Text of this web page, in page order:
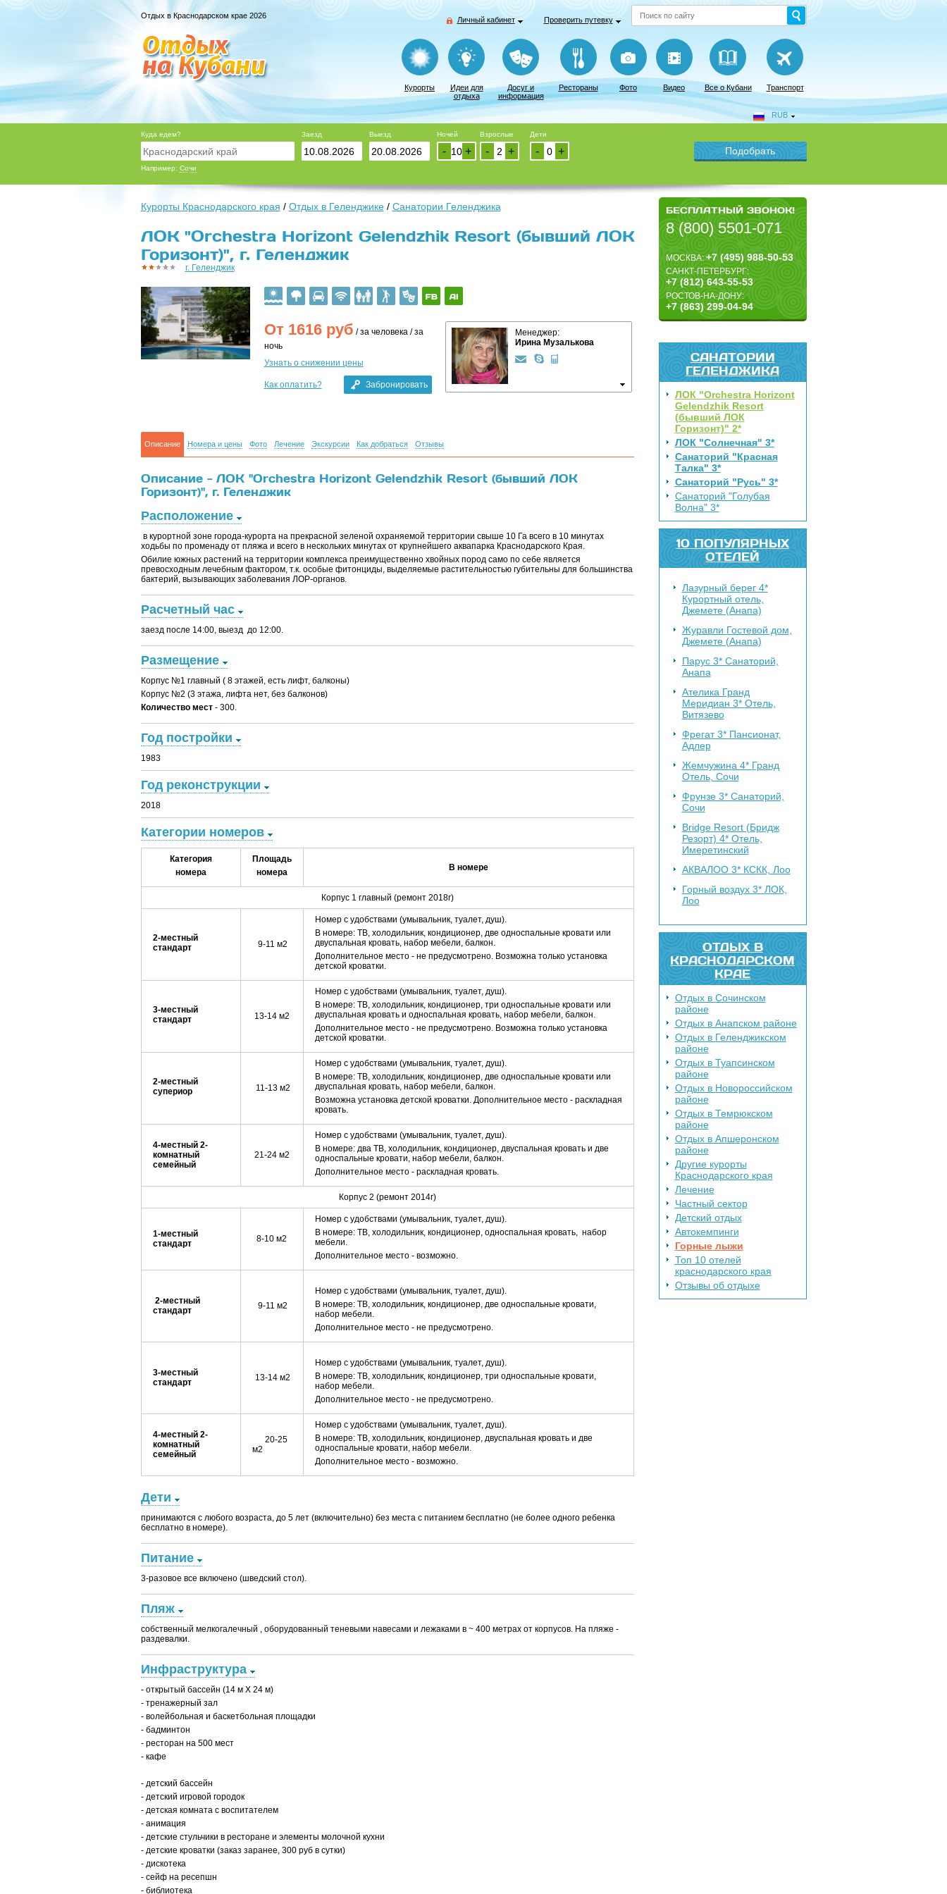
Отдых в Краснодарском крае 2026 Личный кабинет Проверить путевку
Курорты
Идеи для
отдыха
Досуг и
информация
Рестораны Фото Видео Все о Кубани Транспорт
RUB
Куда едем?
Например: Сочи
Заезд Выезд Ночей
+
-
Взрослые
+
-
Дети
+
-
БЕСПЛАТНЫЙ ЗВОНОК!
8 (800) 5501-071
МОСКВА:+7 (495) 988-50-53
САНКТ-ПЕТЕРБУРГ:
+7 (812) 643-55-53
РОСТОВ-НА-ДОНУ:
+7 (863) 299-04-94
САНАТОРИИ
ГЕЛЕНДЖИКА
ЛОК "Orchestra Horizont
Gelendzhik Resort
(бывший ЛОК
Горизонт)" 2*
ЛОК "Солнечная" 3*
Санаторий "Красная
Талка" 3*
Санаторий "Русь" 3*
Санаторий "Голубая
Волна" 3*
10 ПОПУЛЯРНЫХ
ОТЕЛЕЙ
Лазурный берег 4*
Курортный отель,
Джемете (Анапа)
Журавли Гостевой дом,
Джемете (Анапа)
Парус 3* Санаторий,
Анапа
Ателика Гранд
Меридиан 3* Отель,
Витязево
Фрегат 3* Пансионат,
Адлер
Жемчужина 4* Гранд
Отель, Сочи
Фрунзе 3* Санаторий,
Сочи
Bridge Resort (Бридж
Резорт) 4* Отель,
Имеретинский
АКВАЛОО 3* КСКК, Лоо
Горный воздух 3* ЛОК,
Лоо
ОТДЫХ В
КРАСНОДАРСКОМ
КРАЕ
Отдых в Сочинском
районе
Отдых в Анапском районе
Отдых в Геленджикском
районе
Отдых в Туапсинском
районе
Отдых в Новороссийском
районе
Отдых в Темрюкском
районе
Отдых в Апшеронском
районе
Другие курорты
Краснодарского края
Лечение
Частный сектор
Детский отдых
Автокемпинги
Горные лыжи
Топ 10 отелей
краснодарского края
Отзывы об отдыхе
Курорты Краснодарского края / Отдых в Геленджике/ Санатории Геленджика
ЛОК "Orchestra Horizont Gelendzhik Resort (бывший ЛОК
Горизонт)", г. Геленджик
г. Геленджик
От 1616руб / за человека / за
ночь
Узнать о снижении цены
Как оплатить? Забронировать
Менеджер:
Ирина Музалькова
Описание Номера и цены Фото Лечение Экскурсии Как добраться Отзывы
Описание - ЛОК "Orchestra Horizont Gelendzhik Resort (бывший ЛОК
Горизонт)", г. Геленджик
Расположение
в курортной зоне города-курорта на прекрасной зеленой охраняемой территории свыше 10 Га всего в 10 минутах
ходьбы по променаду от пляжа и всего в нескольких минутах от крупнейшего аквапарка Краснодарского Края.
Обилие южных растений на территории комплекса преимущественно хвойных пород само по себе является
превосходным лечебным фактором, т.к. особые фитонциды, выделяемые растительностью губительны для большинства
бактерий, вызывающих заболевания ЛОР-органов.
Расчетный час
заезд после 14:00, выезд до 12:00.
Размещение
Корпус №1 главный ( 8 этажей, есть лифт, балконы)
Корпус №2 (3 этажа, лифта нет, без балконов)
Количество мест- 300.
Год постройки
1983
Год реконструкции
2018
Категории номеров
Категория
номера
Площадь
номера
В номере
Корпус 1 главный (ремонт 2018г)
2-местный
стандарт
9-11 м2
Номер с удобствами (умывальник, туалет, душ).
В номере: ТВ, холодильник, кондиционер, две односпальные кровати или
двуспальная кровать, набор мебели, балкон.
Дополнительное место - не предусмотрено. Возможна только установка
детской кроватки.
3-местный
стандарт
13-14 м2
Номер с удобствами (умывальник, туалет, душ).
В номере: ТВ, холодильник, кондиционер, три односпальные кровати или
двуспальная кровать и односпальная кровать, набор мебели, балкон.
Дополнительное место - не предусмотрено. Возможна только установка
детской кроватки.
2-местный
супериор
11-13 м2
Номер с удобствами (умывальник, туалет, душ).
В номере: ТВ, холодильник, кондиционер, две односпальные кровати или
двуспальная кровать, набор мебели, балкон.
Возможна установка детской кроватки. Дополнительное место - раскладная
кровать.
4-местный 2-
комнатный
семейный
21-24 м2
Номер с удобствами (умывальник, туалет, душ).
В номере: два ТВ, холодильник, кондиционер, двуспальная кровать и две
односпальные кровати, набор мебели, балкон.
Дополнительное место - раскладная кровать.
Корпус 2 (ремонт 2014г)
1-местный
стандарт
8-10 м2
Номер с удобствами (умывальник, туалет, душ).
В номере: ТВ, холодильник, кондиционер, односпальная кровать, набор
мебели.
Дополнительное место - возможно.
2-местный
стандарт
9-11 м2
Номер с удобствами (умывальник, туалет, душ).
В номере: ТВ, холодильник, кондиционер, две односпальные кровати,
набор мебели.
Дополнительное место - не предусмотрено.
3-местный
стандарт
13-14 м2
Номер с удобствами (умывальник, туалет, душ).
В номере: ТВ, холодильник, кондиционер, три односпальные кровати,
набор мебели.
Дополнительное место - не предусмотрено.
4-местный 2-
комнатный
семейный
20-25
м2
Номер с удобствами (умывальник, туалет, душ).
В номере: ТВ, холодильник, кондиционер, двуспальная кровать и две
односпальные кровати, набор мебели.
Дополнительное место - возможно.
Дети
принимаются с любого возраста, до 5 лет (включительно) без места с питанием бесплатно (не более одного ребенка
бесплатно в номере).
Питание
3-разовое все включено (шведский стол).
Пляж
собственный мелкогалечный , оборудованный теневыми навесами и лежаками в ~ 400 метрах от корпусов. На пляже -
раздевалки.
Инфраструктура
- открытый бассейн (14 м X 24 м)
- тренажерный зал
- волейбольная и баскетбольная площадки
- бадминтон
- ресторан на 500 мест
- кафе
- детский бассейн
- детский игровой городок
- детская комната с воспитателем
- анимация
- детские стульчики в ресторане и элементы молочной кухни
- детские кроватки (заказ заранее, 300 руб в сутки)
- дискотека
- сейф на ресепшн
- библиотека